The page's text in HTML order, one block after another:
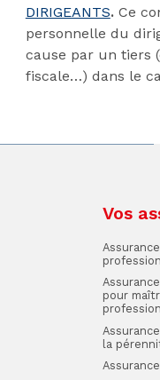
DIRIGEANTS.Ce
personnelle du
cause par un tiers
fiscale…) dans le
Vos
pour
la